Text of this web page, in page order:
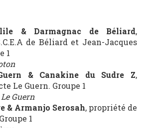
& Darmagnac de Béliard,
de Béliard et Jean-Jacques
1
& Canakine du Sudre Z,
Le Guern. Groupe 1
Guern
& Armanjo Serosah, propriété de
1